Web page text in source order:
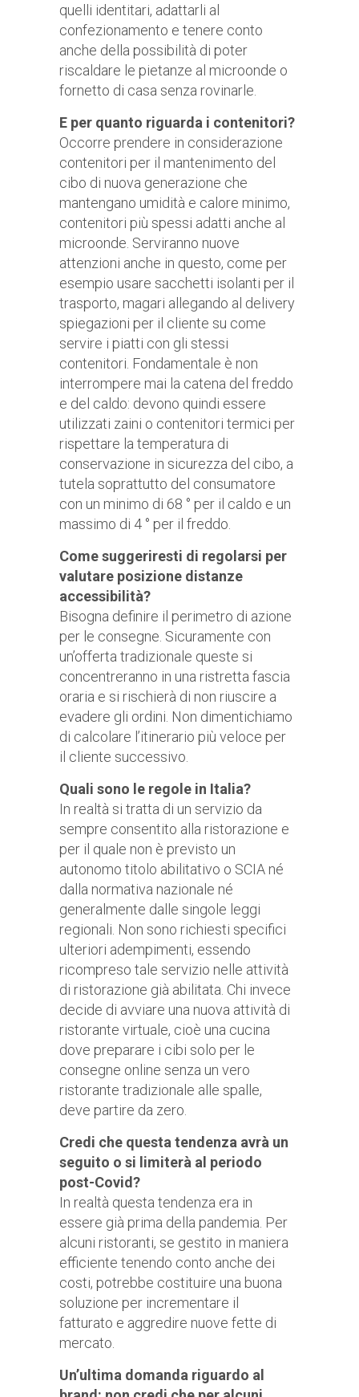
quelli identitari, adattarli al
confezionamento e tenere conto
anche della possibilità di poter
riscaldare le pietanze al microonde o
fornetto di casa senza rovinarle.
E per quanto riguarda i contenitori?
Occorre prendere in considerazione
contenitori per il mantenimento del
cibo di nuova generazione che
mantengano umidità e calore minimo,
contenitori più spessi adatti anche al
microonde. Serviranno nuove
attenzioni anche in questo, come per
esempio usare sacchetti isolanti per il
trasporto, magari allegando al delivery
spiegazioni per il cliente su come
servire i piatti con gli stessi
contenitori. Fondamentale è non
interrompere mai la catena del freddo
e del caldo: devono quindi essere
utilizzati zaini o contenitori termici per
rispettare la temperatura di
conservazione in sicurezza del cibo, a
tutela soprattutto del consumatore
con un minimo di 68 ° per il caldo e un
massimo di 4 ° per il freddo.
Come suggeriresti di regolarsi per
valutare posizione distanze
accessibilità?
Bisogna definire il perimetro di azione
per le consegne. Sicuramente con
un’offerta tradizionale queste si
concentreranno in una ristretta fascia
oraria e si rischierà di non riuscire a
evadere gli ordini. Non dimentichiamo
di calcolare l’itinerario più veloce per
il cliente successivo.
Quali sono le regole in Italia?
In realtà si tratta di un servizio da
sempre consentito alla ristorazione e
per il quale non è previsto un
autonomo titolo abilitativo o SCIA né
dalla normativa nazionale né
generalmente dalle singole leggi
regionali. Non sono richiesti specifici
ulteriori adempimenti, essendo
ricompreso tale servizio nelle attività
di ristorazione già abilitata. Chi invece
decide di avviare una nuova attività di
ristorante virtuale, cioè una cucina
dove preparare i cibi solo per le
consegne online senza un vero
ristorante tradizionale alle spalle,
deve partire da zero.
Credi che questa tendenza avrà un
seguito o si limiterà al periodo
post-Covid?
In realtà questa tendenza era in
essere già prima della pandemia. Per
alcuni ristoranti, se gestito in maniera
efficiente tenendo conto anche dei
costi, potrebbe costituire una buona
soluzione per incrementare il
fatturato e aggredire nuove fette di
mercato.
Un’ultima domanda riguardo al